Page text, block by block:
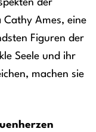
der
Cathy Ames, eine
Figuren der
Seele und ihr
machen sie